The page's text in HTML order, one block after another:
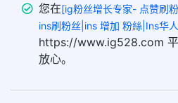
您在[ig粉丝增长专家- 点赞刷
ins刷粉丝|ins 增加 粉絲|Ins华
https://www.ig528.com
放心。